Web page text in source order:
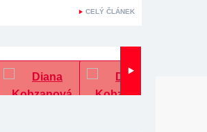
CELÝ ČLÁNEK